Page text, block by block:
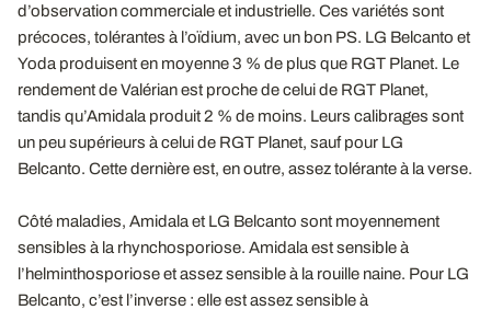
d’observation commerciale et industrielle. Ces variétés sont
précoces, tolérantes à l’oïdium, avec un bon PS. LG Belcanto et
Yoda produisent en moyenne 3 % de plus que RGT Planet. Le
rendement de Valérian est proche de celui de RGT Planet,
tandis qu’Amidala produit 2 % de moins. Leurs calibrages sont
un peu supérieurs à celui de RGT Planet, sauf pour LG
Belcanto. Cette dernière est, en outre, assez tolérante à la verse.
Côté maladies, Amidala et LG Belcanto sont moyennement
sensibles à la rhynchosporiose. Amidala est sensible à
l’helminthosporiose et assez sensible à la rouille naine. Pour LG
Belcanto, c’est l’inverse : elle est assez sensible à